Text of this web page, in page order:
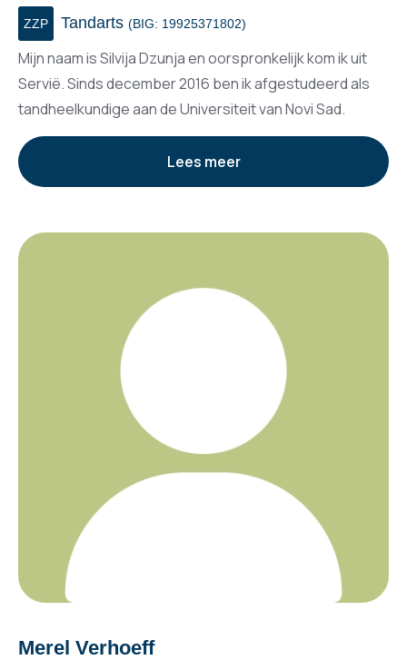
ZZP Tandarts (BIG: 19925371802)
Mijn naam is Silvija Dzunja en oorspronkelijk kom ik uit
Servië. Sinds december 2016 ben ik afgestudeerd als
tandheelkundige aan de Universiteit van Novi Sad.
Lees meer
Merel Verhoeff